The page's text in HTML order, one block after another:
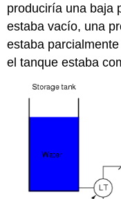
produciría una baja
estaba vacío, una
estaba
el tanque estaba